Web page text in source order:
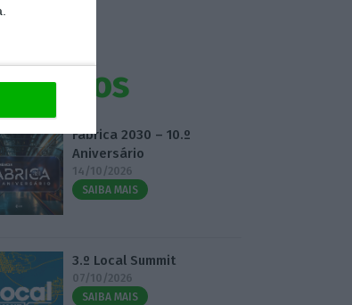
Fábrica 2030 – 10.º
Aniversário
14/10/2026
SAIBA MAIS
3.º Local Summit
07/10/2026
SAIBA MAIS